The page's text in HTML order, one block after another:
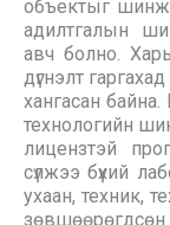
объектыг
адилтгалын
авч болно.
дүгнэлт
хангасан
технологийн
лицензтэй
сүлжээ бүхий
ухаан, техник,
зөвшөөрөгдсөн